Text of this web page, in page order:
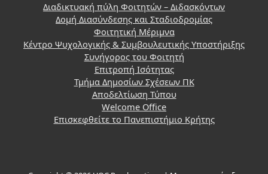
Διαδικτυακή πύλη Φοιτητών – Διδασκόντων
Δομή Διασύνδεσης και Σταδιοδρομίας
Φοιτητική Μέριμνα
Κέντρο Ψυχολογικής & Συμβουλευτικής Υποστήριξης
Συνήγορος του Φοιτητή
Επιτροπή Ισότητας
Τμήμα Δημοσίων Σχέσεων ΠΚ
Αποδελτίωση Τύπου
Welcome Office
Επισκεφθείτε το Πανεπιστήμιο Κρήτης